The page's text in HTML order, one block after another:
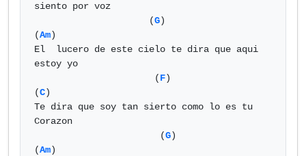
siento por voz
                     (
G)
(Am)
El  lucero de este cielo te dira que aqui
estoy yo
                      (
F)
(C)
Te dira que soy tan sierto como lo es tu
Corazon
                       (
G)
(Am)